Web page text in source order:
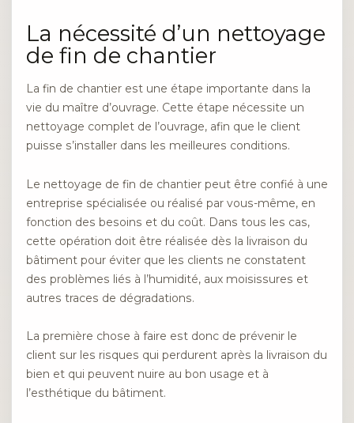
La nécessité d’un nettoyage
de fin de chantier
La fin de chantier est une étape importante dans la
vie du maître d’ouvrage. Cette étape nécessite un
nettoyage complet de l’ouvrage, afin que le client
puisse s’installer dans les meilleures conditions.
Le nettoyage de fin de chantier peut être confié à une
entreprise spécialisée ou réalisé par vous-même, en
fonction des besoins et du coût. Dans tous les cas,
cette opération doit être réalisée dès la livraison du
bâtiment pour éviter que les clients ne constatent
des problèmes liés à l’humidité, aux moisissures et
autres traces de dégradations.
La première chose à faire est donc de prévenir le
client sur les risques qui perdurent après la livraison du
bien et qui peuvent nuire au bon usage et à
l’esthétique du bâtiment.